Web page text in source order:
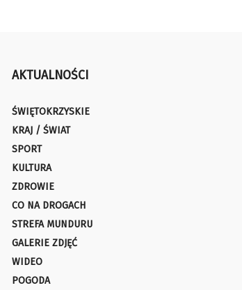
AKTUALNOŚCI
ŚWIĘTOKRZYSKIE
KRAJ / ŚWIAT
SPORT
KULTURA
ZDROWIE
CO NA DROGACH
STREFA MUNDURU
GALERIE ZDJĘĆ
WIDEO
POGODA